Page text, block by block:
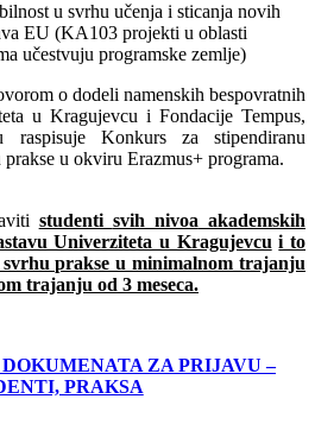
u svrhu učenja i sticanja novih
EU (KA103 projekti u oblasti
učestvuju programske zemlje)
o dodeli namenskih bespovratnih
u Kragujevcu i Fondacije Tempus,
raspisuje Konkurs za stipendiranu
u okviru Erazmus+ programa.
studenti svih nivoa akademskih
Univerziteta u Kragujevcu i to
prakse u minimalnom trajanju
trajanju od 3 meseca.
ZA PRIJAVU –
PRAKSA